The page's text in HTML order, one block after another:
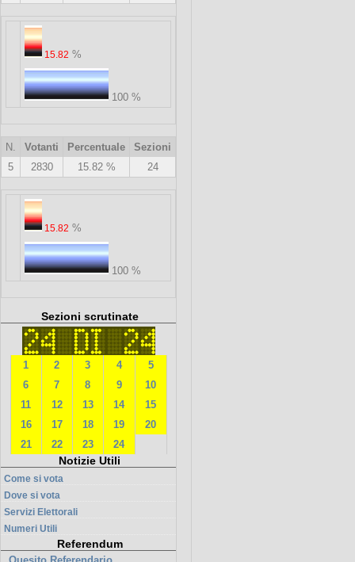
15.82 %
100 %
N. Votanti Percentuale
Sezioni
5
2830 15.82 % 24
15.82 %
100 %
Sezioni scrutinate
1 2 3 4
5
6
7 8 9
10
11
12 13 14
15
16
17 18 19
20
21
22 23 24
Notizie Utili
Come si vota
Dove si vota
Servizi Elettorali
Numeri Utili
Referendum